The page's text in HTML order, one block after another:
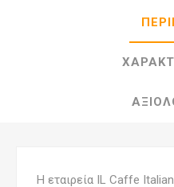
Η εταιρεία IL Caffe